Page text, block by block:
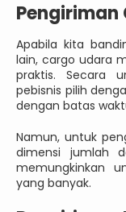
Pengiriman
Apabila kita
lain, cargo udara
praktis. Secara
pebisnis pilih
dengan batas
Namun, untuk
dimensi jumlah
memungkinkan
yang banyak.